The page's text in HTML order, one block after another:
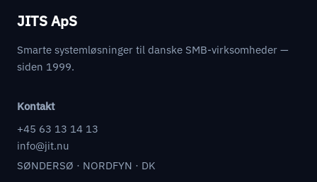
JITS ApS
Smarte systemløsninger til danske SMB-virksomheder —
siden 1999.
Kontakt
+45 63 13 14 13
info@jit.nu
SØNDERSØ · NORDFYN · DK